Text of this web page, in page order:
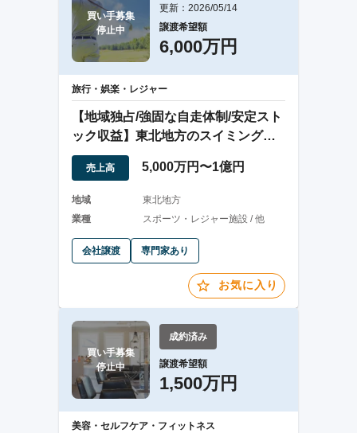
買い手募集
停止中
更新：2026/05/14
譲渡希望額
6,000万円
旅行・娯楽・レジャー
【地域独占/強固な自走体制/安定スト
ック収益】東北地方のスイミングス
クール事業
売上高 5,000万円〜1億円
地域
東北地方
業種
スポーツ・レジャー施設 / 他
会社譲渡 専門家あり
お気に入り
買い手募集
停止中
成約済み
譲渡希望額
1,500万円
美容・セルフケア・フィットネス